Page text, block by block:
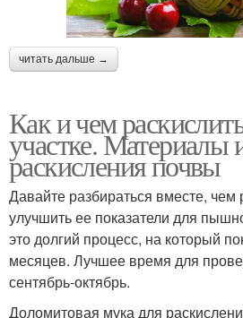
читать дальше →
Как и чем
участке. Материалы
раскисления почвы
Давайте разбираться вместе, чем
улучшить ее показатели для
это долгий процесс, на который
месяцев. Лучшее время для
сентябрь-октябрь.
Доломитовая мука для